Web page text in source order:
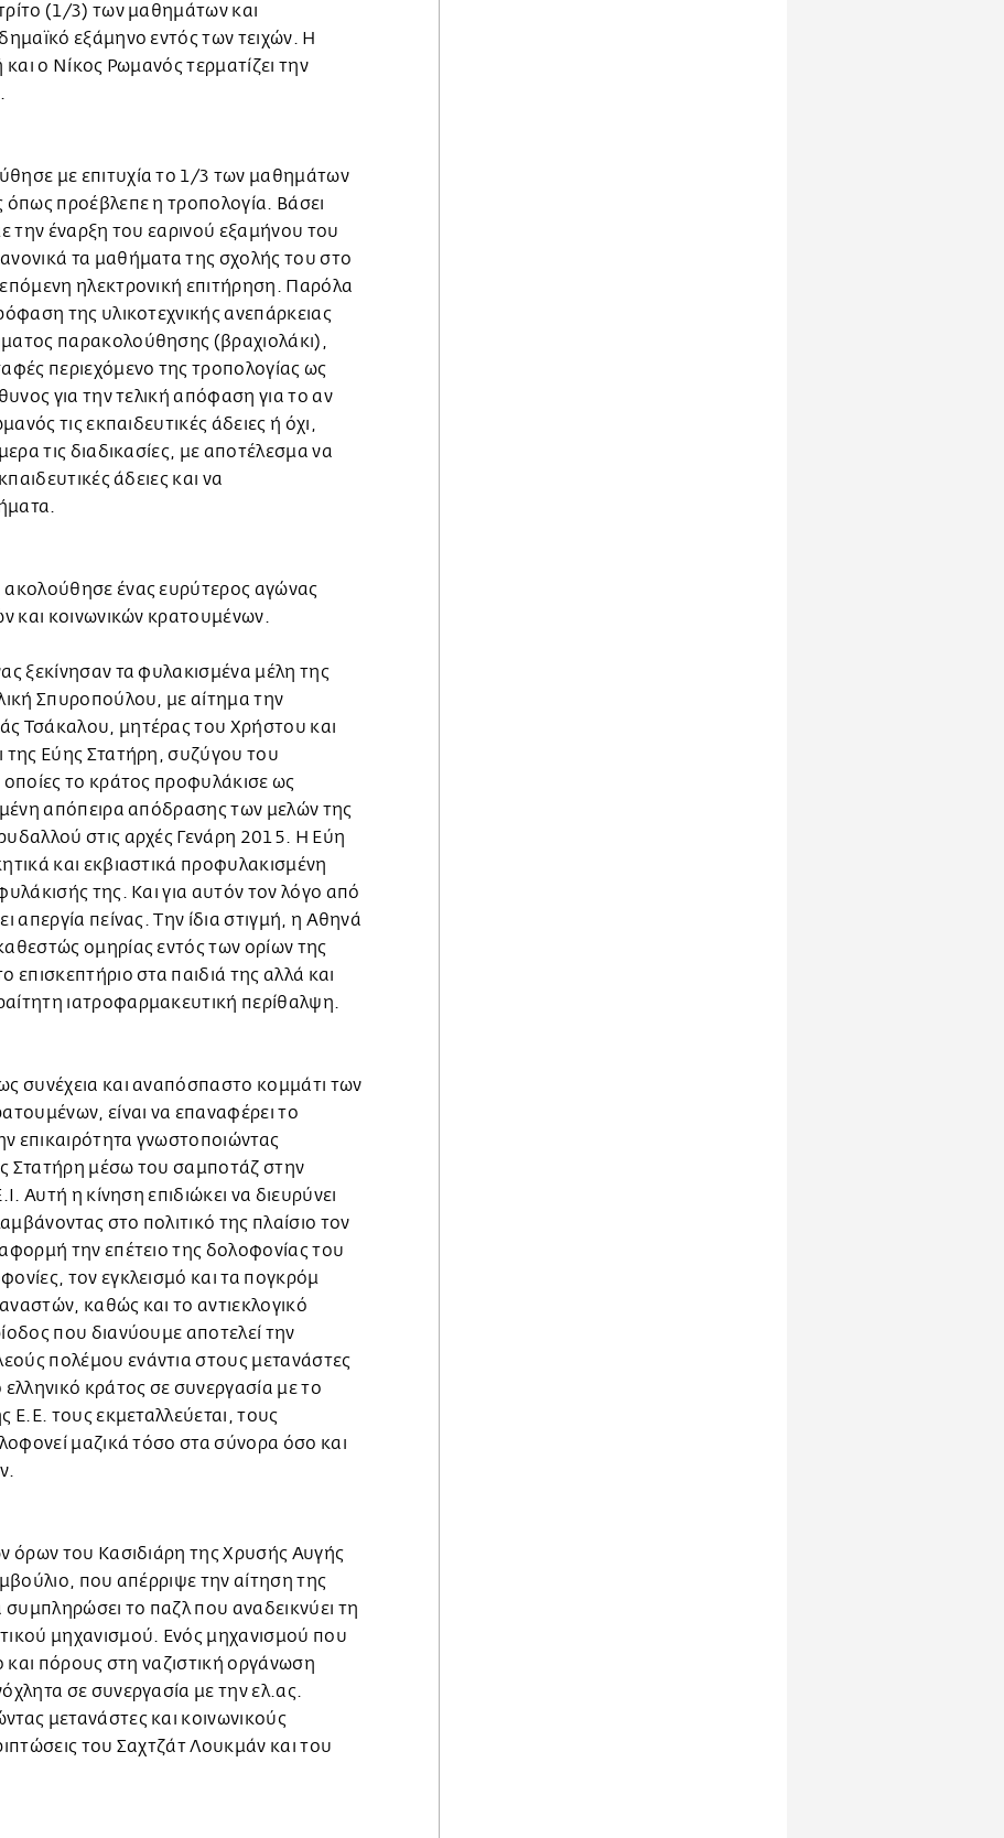
(1/3) των μαθημάτων και
εξάμηνο εντός των τειχών. Η
και ο Νίκος Ρωμανός τερματίζει την
με επιτυχία το 1/3 των μαθημάτων
όπως προέβλεπε η τροπολογία. Βάσει
την έναρξη του εαρινού εξαμήνου του
τα μαθήματα της σχολής του στο
ηλεκτρονική επιτήρηση. Παρόλα
της υλικοτεχνικής ανεπάρκειας
παρακολούθησης (βραχιολάκι),
περιεχόμενο της τροπολογίας ως
για την τελική απόφαση για το αν
τις εκπαιδευτικές άδειες ή όχι,
τις διαδικασίες, με αποτέλεσμα να
άδειες και να
ένας ευρύτερος αγώνας
και κοινωνικών κρατουμένων.
ξεκίνησαν τα φυλακισμένα μέλη της
Σπυροπούλου, με αίτημα την
Τσάκαλου, μητέρας του Χρήστου και
της Εύης Στατήρη, συζύγου του
το κράτος προφυλάκισε ως
απόπειρα απόδρασης των μελών της
στις αρχές Γενάρη 2015. Η Εύη
και εκβιαστικά προφυλακισμένη
της. Και για αυτόν τον λόγο από
απεργία πείνας. Την ίδια στιγμή, η Αθηνά
ομηρίας εντός των ορίων της
επισκεπτήριο στα παιδιά της αλλά και
ιατροφαρμακευτική περίθαλψη.
συνέχεια και αναπόσπαστο κομμάτι των
είναι να επαναφέρει το
επικαιρότητα γνωστοποιώντας
Στατήρη μέσω του σαμποτάζ στην
Αυτή η κίνηση επιδιώκει να διευρύνει
στο πολιτικό της πλαίσιο τον
την επέτειο της δολοφονίας του
τον εγκλεισμό και τα πογκρόμ
καθώς και το αντιεκλογικό
που διανύουμε αποτελεί την
πολέμου ενάντια στους μετανάστες
κράτος σε συνεργασία με το
Ε.Ε. τους εκμεταλλεύεται, τους
μαζικά τόσο στα σύνορα όσο και
όρων του Κασιδιάρη της Χρυσής Αυγής
που απέρριψε την αίτηση της
συμπληρώσει το παζλ που αναδεικνύει τη
μηχανισμού. Ενός μηχανισμού που
και πόρους στη ναζιστική οργάνωση
σε συνεργασία με την ελ.ας.
μετανάστες και κοινωνικούς
του Σαχτζάτ Λουκμάν και του